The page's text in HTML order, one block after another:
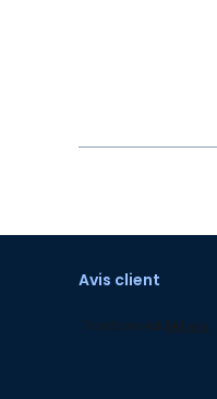
Avis client